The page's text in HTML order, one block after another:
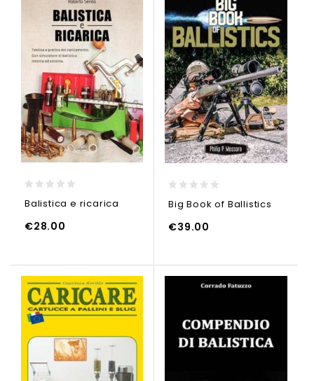
out
5
Balistica e ricarica
€28.00
out
5
Big Book of Ballistics
€39.00